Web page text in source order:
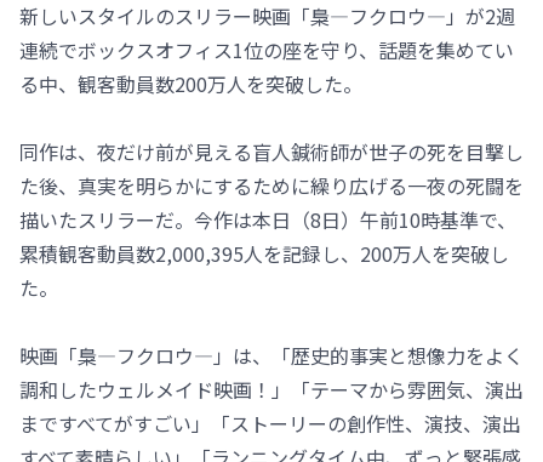
新しいスタイルのスリラー映画「梟―フクロウ―」が2週
連続でボックスオフィス1位の座を守り、話題を集めてい
る中、観客動員数200万人を突破した。
同作は、夜だけ前が見える盲人鍼術師が世子の死を目撃し
た後、真実を明らかにするために繰り広げる一夜の死闘を
描いたスリラーだ。今作は本日（8日）午前10時基準で、
累積観客動員数2,000,395人を記録し、200万人を突破し
た。
映画「梟―フクロウ―」は、「歴史的事実と想像力をよく
調和したウェルメイド映画！」「テーマから雰囲気、演出
まですべてがすごい」「ストーリーの創作性、演技、演出